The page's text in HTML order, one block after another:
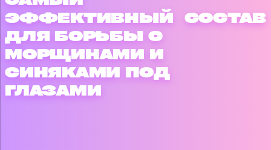
ЭФФЕКТИВНЫЙ
СОСТАВ
ДЛЯ БОРЬБЫ С
МОРЩИНАМИ И
СИНЯКАМИ ПОД
ГЛАЗАМИ